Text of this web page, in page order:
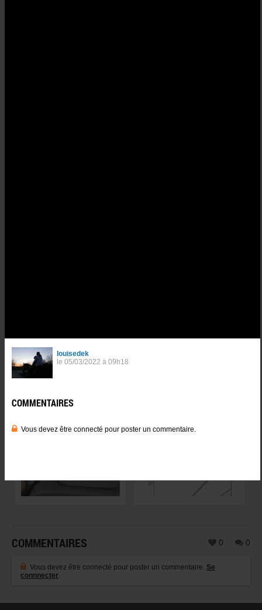
COMMENTAIRES 0 0
Vous devez être connecté pour poster un commentaire. Se
connnecter.